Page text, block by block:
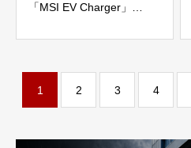
「MSI EV Charger」
ージャパン株式会社
1 2 3 4